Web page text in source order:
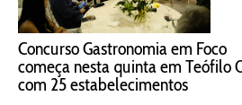
Concurso Gastronomia em Foco
começa nesta quinta em Teófilo
com 25 estabelecimentos